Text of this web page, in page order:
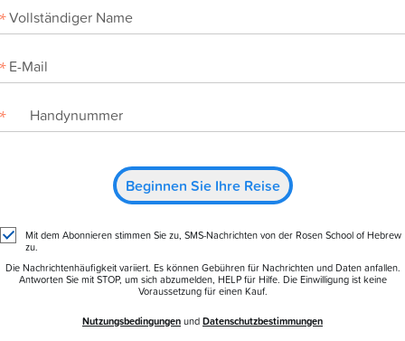
Beginnen Sie Ihre Reise
Mit dem Abonnieren stimmen Sie zu, SMS-Nachrichten von der Rosen School of Hebrew
zu.
Die Nachrichtenhäufigkeit variiert. Es können Gebühren für Nachrichten und Daten anfallen.
Antworten Sie mit STOP, um sich abzumelden, HELP für Hilfe. Die Einwilligung ist keine
Voraussetzung für einen Kauf.
Nutzungsbedingungen und Datenschutzbestimmungen